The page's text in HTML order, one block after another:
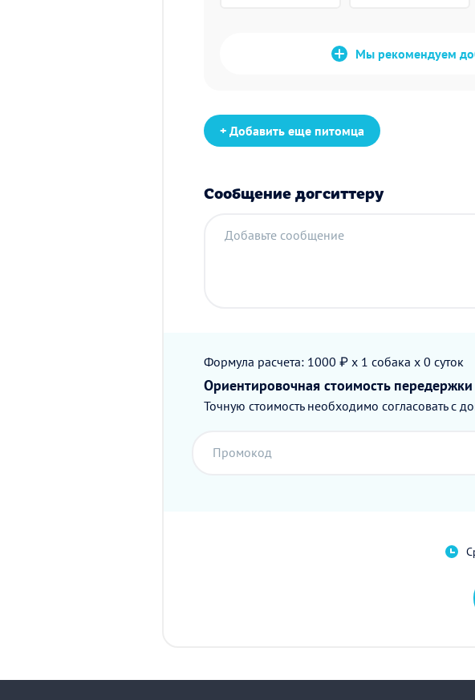
Мы рекомендуем
+ Добавить еще питомца
Сообщение догситтеру
Добавьте сообщение
Формула расчета: 1000 ₽ x 1 собака x 0 суток
Ориентировочная стоимость передержки
Точную стоимость необходимо согласовать с
Промокод